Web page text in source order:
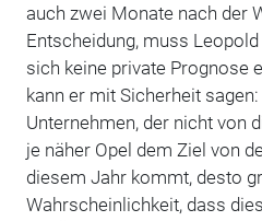
auch zwei Monate nach der
Entscheidung, muss
sich keine private Prognose
kann er mit Sicherheit
Unternehmen, der nicht von
je näher Opel dem Ziel von
diesem Jahr kommt, desto
Wahrscheinlichkeit, dass